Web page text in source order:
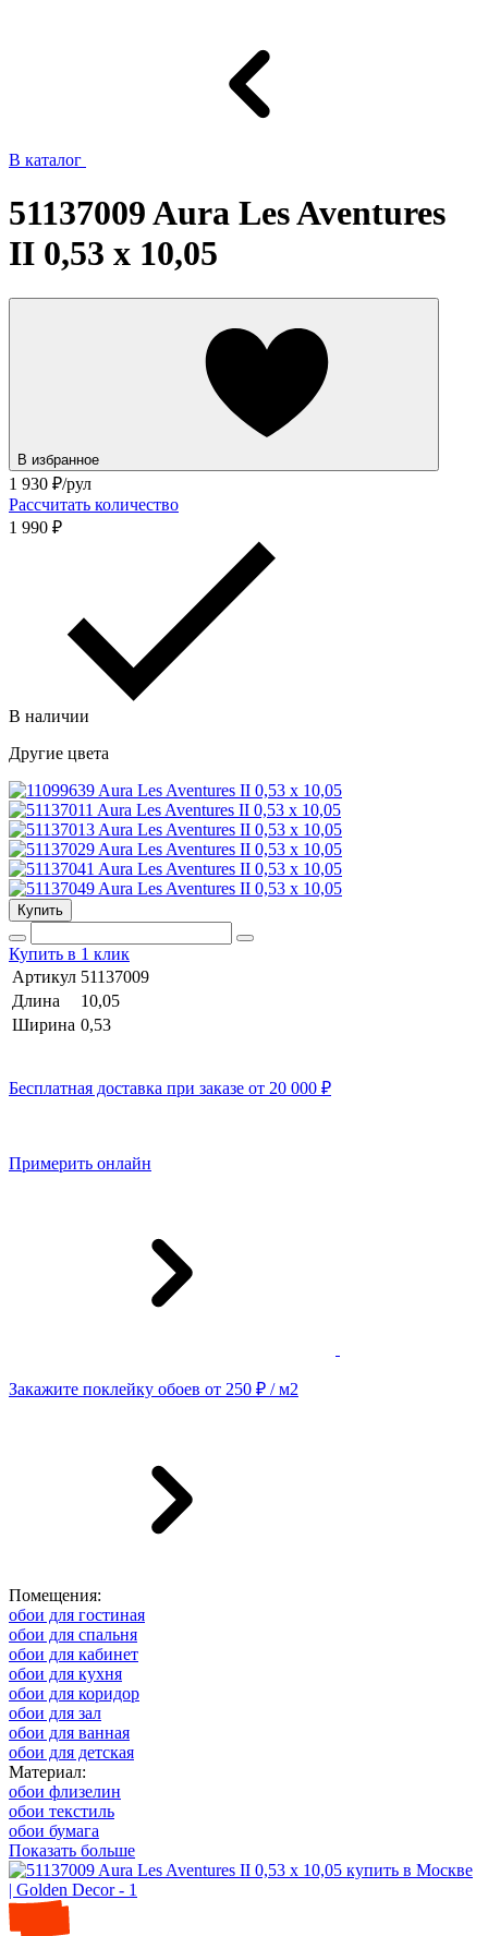
В каталог
51137009 Aura Les Aventures
II 0,53 х 10,05
В избранное
1 930 ₽/рул
Рассчитать количество
1 990 ₽
В наличии
Другие цвета
Купить
Купить в 1 клик
Артикул 51137009
Длина
10,05
Ширина 0,53
Бесплатная доставка при заказе от 20 000 ₽
Примерить онлайн
Закажите поклейку обоев от 250 ₽ / м2
Помещения:
обои для гостиная
обои для спальня
обои для кабинет
обои для кухня
обои для коридор
обои для зал
обои для ванная
обои для детская
Материал:
обои флизелин
обои текстиль
обои бумага
Показать больше